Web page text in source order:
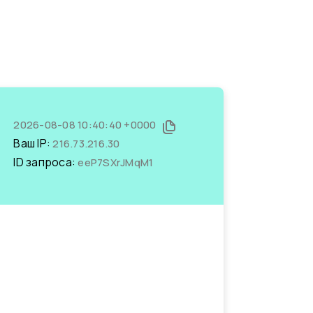
2026-08-08 10:40:40 +0000
Ваш IP:216.73.216.30
ID запроса:eeP7SXrJMqM1